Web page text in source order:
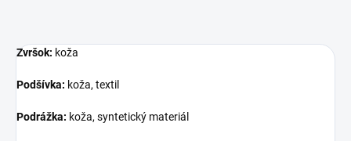
Zvršok: koža
Podšívka: koža, textil
Podrážka: koža, syntetický materiál